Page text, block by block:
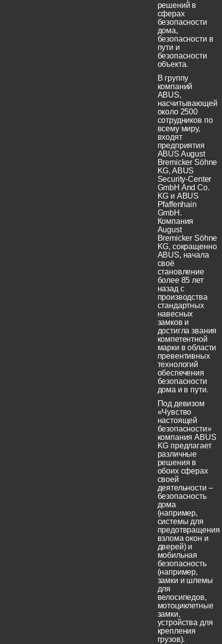
решений в
сферах
безопасности
дома,
безопасности в
пути и
безопасности
объекта.
В группу
компаний
ABUS,
насчитывающей
около 2500
сотрудников по
всему миру,
входят
предприятия
ABUS August
Bremicker Söhne
KG, ABUS
Security-Center
GmbH And Co.
KG и ABUS
Pfaffenhain
GmbH.
Компания
August
Bremicker Söhne
KG, сокращенно
ABUS, начала
своё
становление
более 85 лет
назад с
производства
стандартных
навесных
замков и
достигла звания
компетентной
марки в области
превентивных
технологий
обеспечения
безопасности
дома и в пути.
Под девизом
«Чувство
настоящей
безопасности»
компания ABUS
KG предлагает
различные
решения в
обоих сферах
своей
деятельности –
безопасность
дома
(например,
системы для
предотвращения
взлома окон и
дверей) и
мобильная
безопасность
(например,
замки и шлемы
для
велосипедов,
мотоциклетные
замки,
устройства для
крепления
грузов).